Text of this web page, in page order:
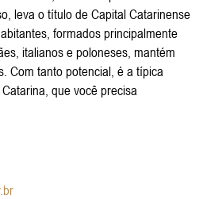
leva o título de Capital Catarinense
formados principalmente
italianos e poloneses, mantém
Com tanto potencial, é a típica
que você precisa